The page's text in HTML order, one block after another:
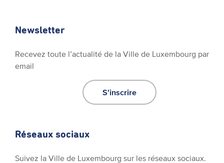
Newsletter
Recevez toute l’actualité de la Ville de Luxembourg par
email
S'inscrire
Réseaux sociaux
Suivez la Ville de Luxembourg sur les réseaux sociaux.